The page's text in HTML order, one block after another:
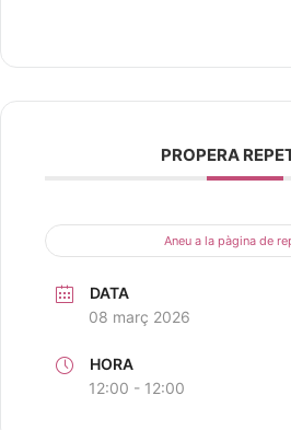
PROPERA
Aneu a la pàgina de
DATA
08 març 2026
HORA
12:00 - 12:00